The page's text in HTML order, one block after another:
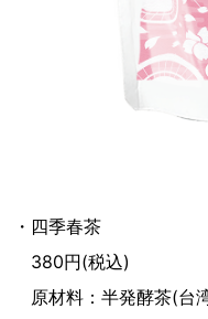
・四季春茶
380円(税込)
原材料：半発酵茶(台